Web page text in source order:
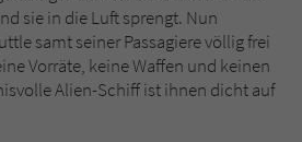
sie in die Luft sprengt. Nun
samt seiner Passagiere völlig frei
Vorräte, keine Waffen und keinen
Alien-Schiff ist ihnen dicht auf
Couch Medien GmbH & Co. KG